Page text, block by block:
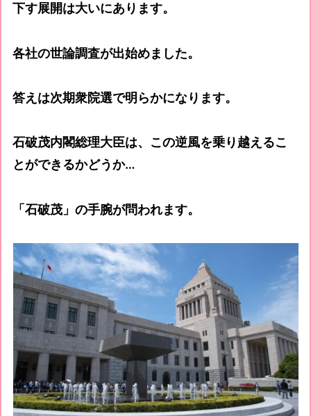
下す展開は大いにあります。
各社の世論調査が出始めました。
答えは次期衆院選で明らかになります。
石破茂内閣総理大臣は、この逆風を乗り越えるこ
とができるかどうか…
「石破茂」の手腕が問われます。